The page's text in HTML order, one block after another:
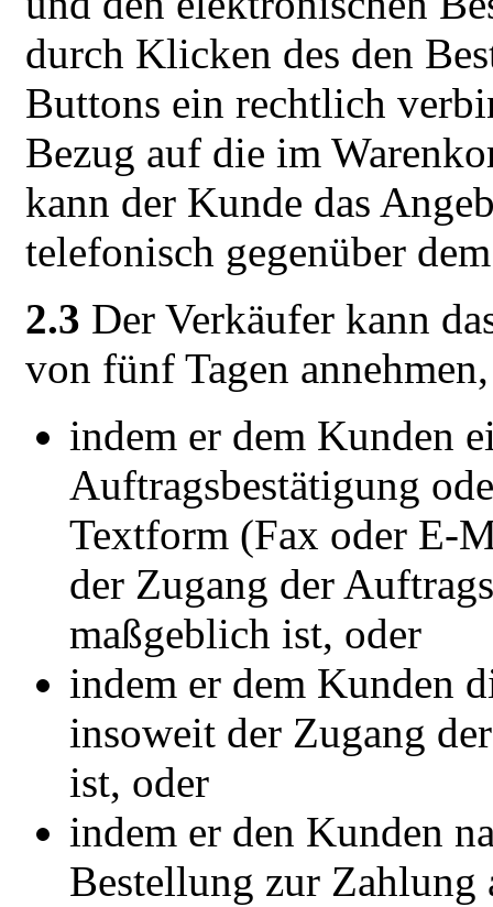
durch Klicken des den
Buttons ein rechtlich
Bezug auf die im
kann der Kunde das
telefonisch gegenüber
2.3 Der Verkäufer kann
von fünf Tagen annehmen,
indem er dem Kunden
Auftragsbestätigung
Textform (Fax oder E-
der Zugang der
maßgeblich ist, oder
indem er dem Kunden
insoweit der Zugang
ist, oder
indem er den Kunden
Bestellung zur Zahlung